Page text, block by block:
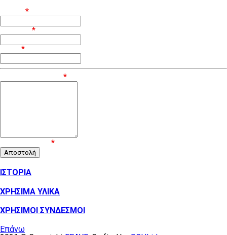
*
*
*
*
*
ΙΣΤΟΡΙΑ
ΧΡΗΣΙΜΑ ΥΛΙΚΑ
ΧΡΗΣΙΜΟΙ ΣΥΝΔΕΣΜΟΙ
Επάνω